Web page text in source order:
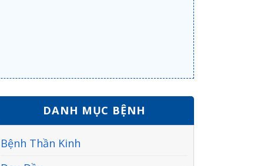
DANH MỤC BỆNH
Bệnh Thần Kinh